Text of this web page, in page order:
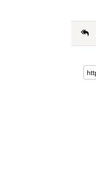
の
記